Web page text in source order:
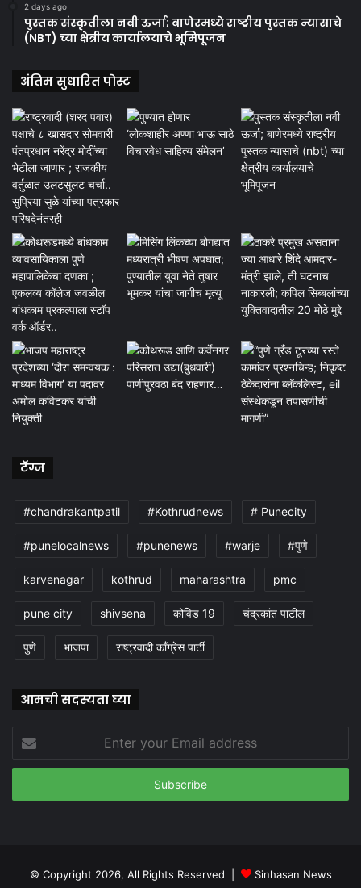
2 days ago
पुस्तक संस्कृतीला नवी ऊर्जा; बाणेरमध्ये राष्ट्रीय पुस्तक न्यासाचे
(NBT) च्या क्षेत्रीय कार्यालयाचे भूमिपूजन
अंतिम सुधारित पोस्ट
टॅग्ज
#chandrakantpatil #Kothrudnews # Punecity
#punelocalnews #punenews #warje #पुणे
karvenagar kothrud maharashtra pmc
pune city shivsena कोविड 19 चंद्रकांत पाटील
पुणे भाजपा राष्ट्रवादी काँग्रेस पार्टी
आमची सदस्यता घ्या
your
Email
© Copyright 2026, All Rights Reserved | Sinhasan News